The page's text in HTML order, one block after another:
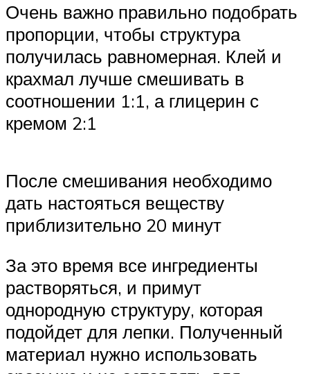
Очень важно правильно подобрать
пропорции, чтобы структура
получилась равномерная. Клей и
крахмал лучше смешивать в
соотношении 1:1, а глицерин с
кремом 2:1
После смешивания необходимо
дать настояться веществу
приблизительно 20 минут
За это время все ингредиенты
растворяться, и примут
однородную структуру, которая
подойдет для лепки. Полученный
материал нужно использовать